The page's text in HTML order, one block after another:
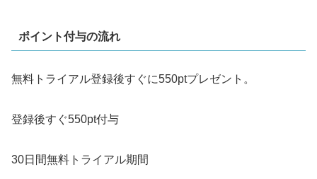
ポイント付与の流れ
無料トライアル登録後すぐに550ptプレゼント。
登録後すぐ550pt付与
30日間無料トライアル期間